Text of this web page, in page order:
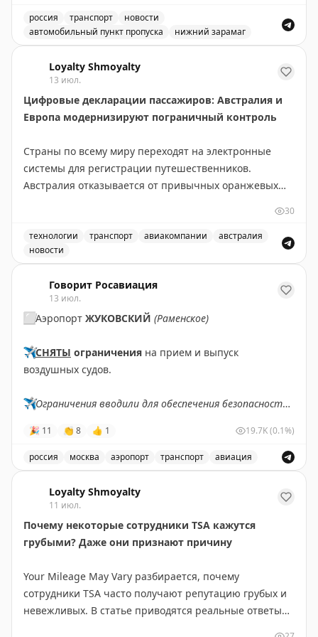
россия транспорт
новости
автомобильный пункт пропуска
нижний зарамаг
Loyalty Shmoyalty
13 июл.
Цифровые декларации пассажиров: Австралия и
Европа модернизируют пограничный контроль
Страны по всему миру переходят на электронные
системы для регистрации путешественников.
Австралия отказывается от привычных оранжевых
платформы Australia Travel Declaration. Новая система
будет внедрена во всех международных аэропортах и
портах в течение 12-18 месяцев. На проект выделено
программа уже запущена с авиакомпанией Qantas.
В Европе также идет модернизация пограничного
ETIAS для граждан не-ЕС снова отложена. Хотя
официальный сайт указывает на запуск в конце 2026
ETIAS работает по принципу американской ESTA и
позволяет получить электронное разрешение на
евро.
Эти инициативы упростят процесс прохождения
границы для путешественников, хотя внедрение
требует значительных инвестиций и времени.
30
технологии транспорт авиакомпании
австралия
новости
Говорит Росавиация
13 июл.
⬜️Аэропорт ЖУКОВСКИЙ (Раменское)
✈️СНЯТЫ ограничения на прием и выпуск
воздушных судов.
✈️Ограничения вводили для обеспечения безопасности
✈️ Говорит Росавиация| MAX
🎉 11 👏 8 👍 1 19.7K(0.1%)
россия москва аэропорт транспорт авиация
Loyalty Shmoyalty
11 июл.
Почему некоторые сотрудники TSA кажутся
грубыми? Даже они признают причину
Your Mileage May Vary разбирается, почему
сотрудники TSA часто получают репутацию грубых и
невежливых. В статье приводятся реальные ответы